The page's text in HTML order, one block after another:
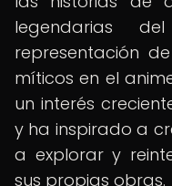
legendarias
representación
míticos en el
un interés
y ha inspirado a
a explorar y
sus propias obras.